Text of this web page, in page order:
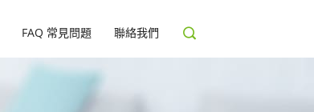
FAQ 常見問題 聯絡我們